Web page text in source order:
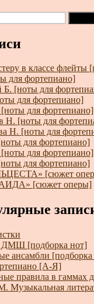
в классе флейты
для фортепиано]
Б. [ноты для
для фортепиано]
для фортепиано]
Н. [ноты для
Н. [ноты для
для фортепиано]
для фортепиано]
для фортепиано]
[сюжет
[сюжет оперы]
ДМШ [подборка нот]
ансамбли [подборка
[А-Я]
правила в гаммах
Музыкальная